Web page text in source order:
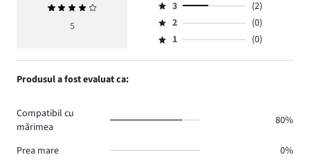
Evaluarea
medie
5
numărul
de
voturi
3.
4,
numărul
de
0.
Evaluare
3,
numărul
3
(2)
Evaluare
2,
2
(0)
Evaluare
1,
1 (0)
Produsul a fost evaluat ca:
Compatibil cu
mărimea
80%
Prea mare
0%